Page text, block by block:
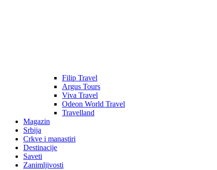
Filip Travel
Argus Tours
Viva Travel
Odeon World Travel
Travelland
Magazin
Srbija
Crkve i manastiri
Destinacije
Saveti
Zanimljivosti